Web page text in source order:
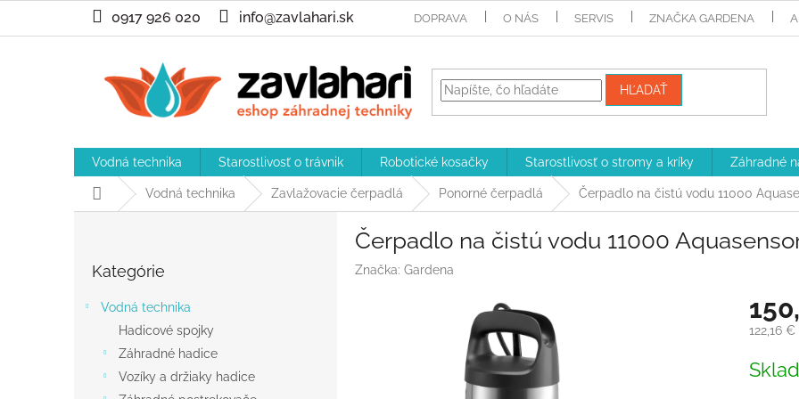
obsah
0917 926 020 info@zavlahari.sk DOPRAVA O NÁS SERVIS ZNAČKA GARDENA
HĽADAŤ
Vodná technika Starostlivosť o trávnik Robotické kosačky Starostlivosť o stromy a kríky Záhradné
DomovVodná technika Zavlažovacie čerpadlá Ponorné čerpadlá Čerpadlo na čistú vodu 11000
kategórie
Kategórie
Vodná technika
Hadicové spojky
Záhradné hadice
Vozíky a držiaky hadice
Čerpadlo na čistú vodu 11000
Značka: Gardena
122,16
cena: